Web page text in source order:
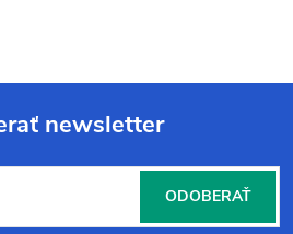
newsletter
ODOBERAŤ